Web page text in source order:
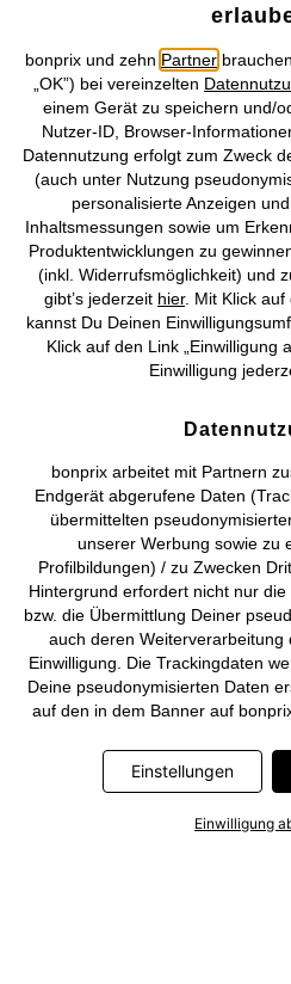
Preisangaben inkl. gesetzl.
AGB Cookie-
Vertrag
©2026 bonprix.Alle
Deutsch
bonprix und zehn Partner
„OK”) bei vereinzelten
einem Gerät zu speichern und/
Nutzer-ID, Browser-
Datennutzung erfolgt zum Zweck
(auch unter Nutzung
personalisierte Anzeigen
Inhaltsmessungen sowie um
Produktentwicklungen zu
(inkl. Widerrufsmöglichkeit) und
gibt’s jederzeit hier. Mit Klick auf
kannst Du Deinen
Klick auf den Link „Einwilligung
Einwilligung
bonprix arbeitet mit Partnern
Endgerät abgerufene Daten
übermittelten
unserer Werbung sowie zu
Profilbildungen) / zu Zwecken
Hintergrund erfordert nicht nur
bzw. die Übermittlung Deiner
auch deren Weiterverarbeitung
Einwilligung. Die Trackingdaten
Deine pseudonymisierten Daten
auf den in dem Banner auf
Unternehmen: Meta Platforms
Limited, Pinterest Europe
Group UK Limited, ID5
Einstellungen
Einwilligung